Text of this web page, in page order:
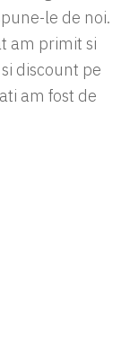
le de noi.
am primit si
discount pe
am fost de